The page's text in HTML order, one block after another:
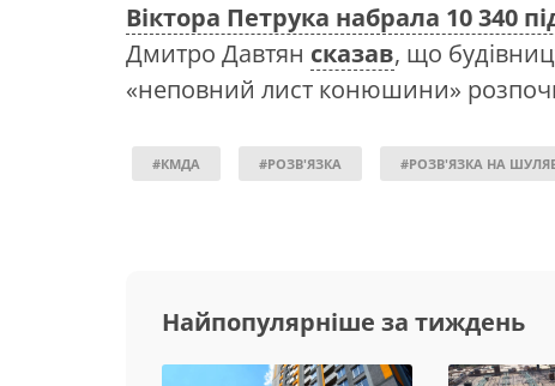
Віктора Петрука набрала 10 340
Дмитро Давтян сказав, що
«неповний лист конюшини»
#КМДА #РОЗВ'ЯЗКА #РОЗВ'ЯЗКА НА
Найпопулярніше за тиждень